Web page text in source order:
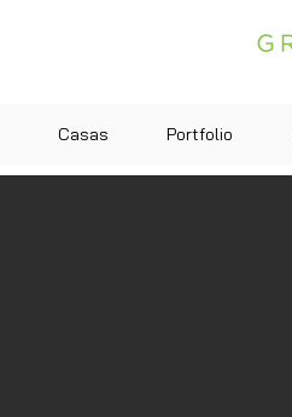
Casas Portfolio